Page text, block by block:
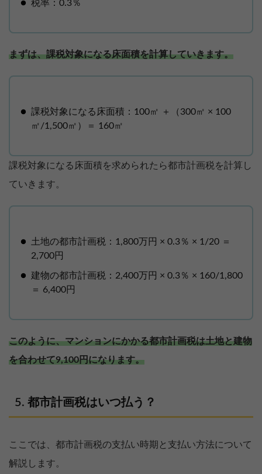
税率：0.3％
まずは、課税対象になる床面積を計算していきます。
課税対象になる床面積：100㎡ ＋（300㎡ × 100
㎡/1,500㎡）＝ 160㎡
課税対象になる床面積を求められたら都市計画税を計算し
ていきます。
土地の都市計画税：1,800万円 × 0.3％ × 1/20 ＝
2,700円
建物の都市計画税：2,400万円 × 0.3％ × 160/1,800
＝ 6,400円
このように、マンションにかかる都市計画税は土地と建物
を合わせて9,100円になります。
都市計画税はいつ払う？
ここでは、都市計画税の支払い時期と支払い方法について
解説します。